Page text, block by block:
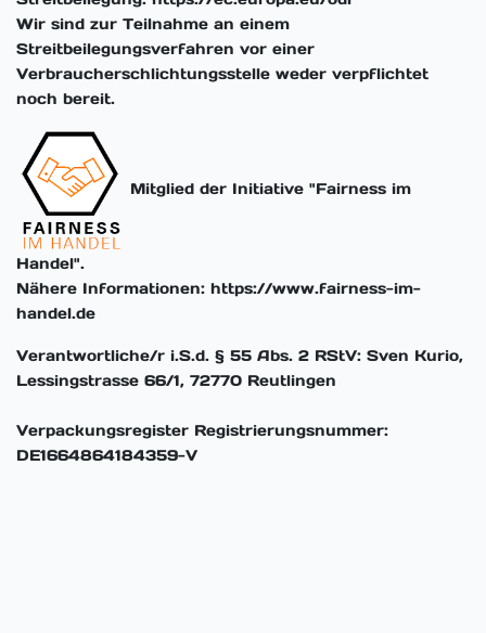
Wir sind zur Teilnahme an einem
Streitbeilegungsverfahren vor einer
Verbraucherschlichtungsstelle weder verpflichtet
noch bereit.
Mitglied der Initiative "Fairness im
Handel".
Nähere Informationen: https://www.fairness-im-
handel.de
Verantwortliche/r i.S.d. § 55 Abs. 2 RStV: Sven Kurio,
Lessingstrasse 66/1, 72770 Reutlingen
Verpackungsregister Registrierungsnummer:
DE1664864184359-V